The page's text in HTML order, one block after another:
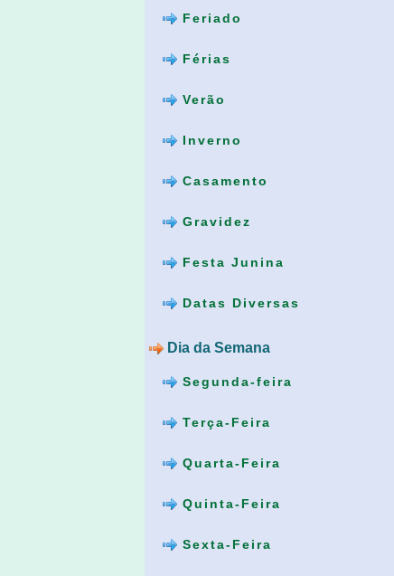
Feriado
Férias
Verão
Inverno
Casamento
Gravidez
Festa Junina
Datas Diversas
Dia da Semana
Segunda-feira
Terça-Feira
Quarta-Feira
Quinta-Feira
Sexta-Feira